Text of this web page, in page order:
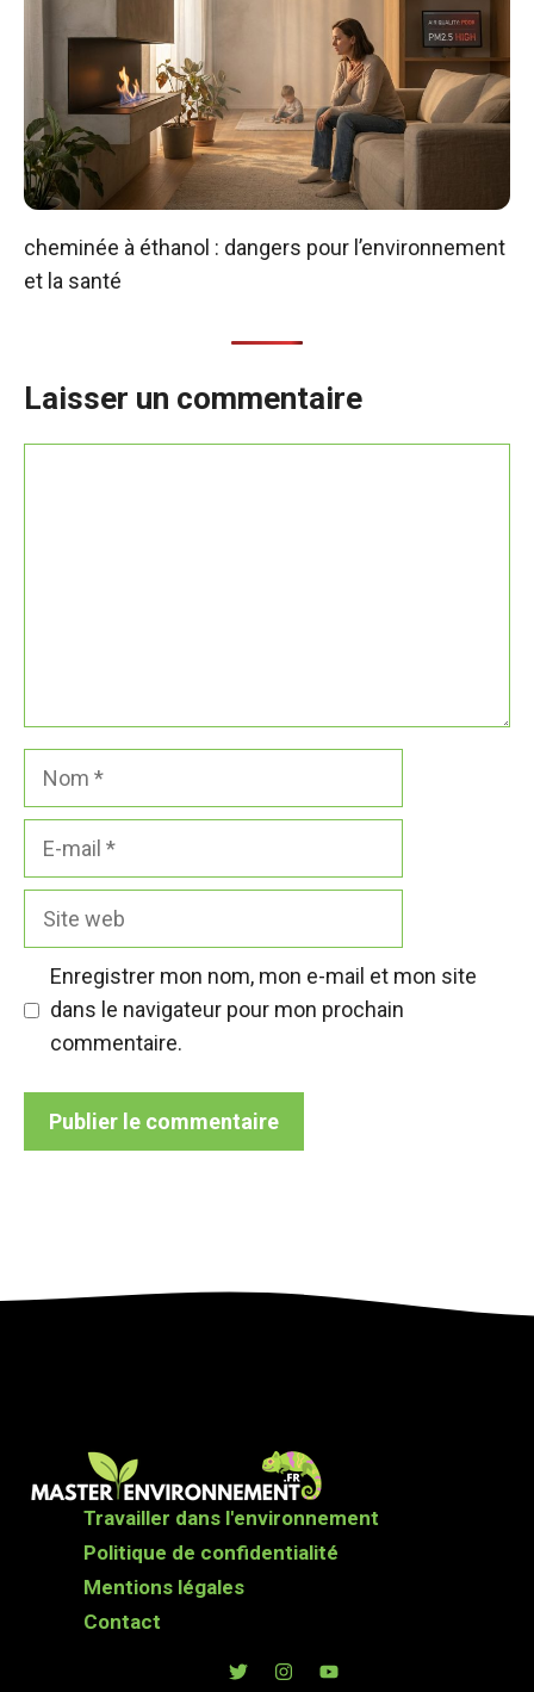
cheminée à éthanol : dangers pour l’environnement
et la santé
Laisser un commentaire
Nom
Site
Enregistrer mon nom, mon e-mail et mon site
dans le navigateur pour mon prochain
commentaire.
Travailler dans l'environnement
Politique de confidentialité
Mentions légales
Contact